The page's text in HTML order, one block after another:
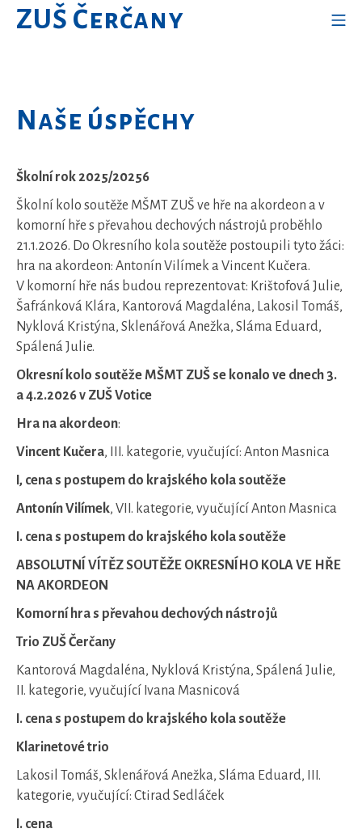
SkipZUŠ Čerčany
Naše úspěchy
Školní rok 2025/20256
Školní kolo soutěže MŠMT ZUŠ ve hře na akordeon a v
komorní hře s převahou dechových nástrojů proběhlo
21.1.2026. Do Okresního kola soutěže postoupili tyto žáci:
hra na akordeon: Antonín Vilímek a Vincent Kučera.
V komorní hře nás budou reprezentovat: Krištofová Julie,
Šafránková Klára, Kantorová Magdaléna, Lakosil Tomáš,
Nyklová Kristýna, Sklenářová Anežka, Sláma Eduard,
Spálená Julie.
Okresní kolo soutěže MŠMT ZUŠ se konalo ve dnech 3.
a 4.2.2026 v ZUŠ Votice
Hra na akordeon:
Vincent Kučera, III. kategorie, vyučující: Anton Masnica
I, cena s postupem do krajského kola soutěže
Antonín Vilímek, VII. kategorie, vyučující Anton Masnica
I. cena s postupem do krajského kola soutěže
ABSOLUTNÍ VÍTĚZ SOUTĚŽE OKRESNÍHO KOLA VE HŘE
NA AKORDEON
Komorní hra s převahou dechových nástrojů
Trio ZUŠ Čerčany
Kantorová Magdaléna, Nyklová Kristýna, Spálená Julie,
II. kategorie, vyučující Ivana Masnicová
I. cena s postupem do krajského kola soutěže
Klarinetové trio
Lakosil Tomáš, Sklenářová Anežka, Sláma Eduard, III.
kategorie, vyučující: Ctirad Sedláček
I. cena